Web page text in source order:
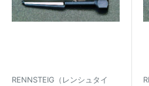
RENNSTEIG（レンシュタイ